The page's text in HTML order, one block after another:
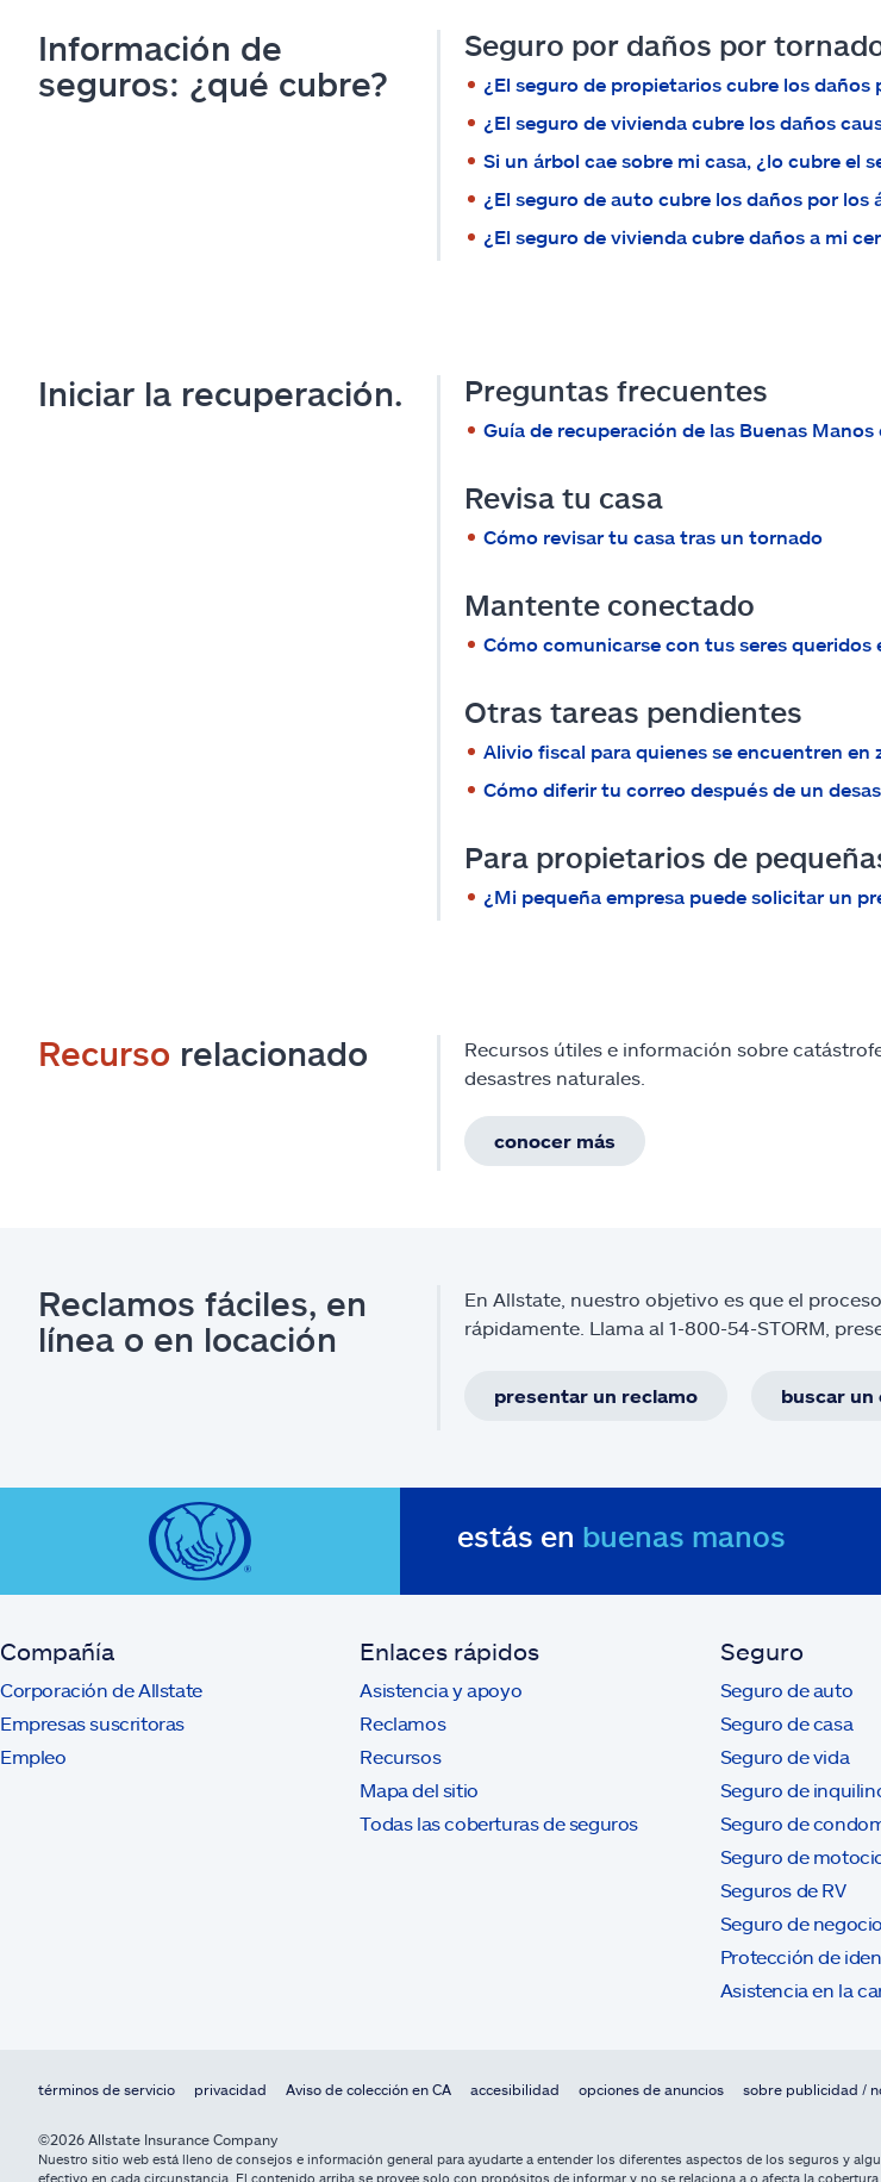
Información de
seguros: ¿qué cubre?
Seguro por daños por
¿El seguro de propietarios cubre los daños
¿El seguro de vivienda cubre los daños
Si un árbol cae sobre mi casa, ¿lo cubre el
¿El seguro de auto cubre los daños por los
¿El seguro de vivienda cubre daños a mi
Iniciar la recuperación. Preguntas frecuentes
Guía de recuperación de las Buenas
Revisa tu casa
Cómo revisar tu casa tras un tornado
Mantente conectado
Cómo comunicarse con tus seres queridos
Otras tareas pendientes
Alivio fiscal para quienes se encuentren en
Cómo diferir tu correo después de un
Para propietarios de
¿Mi pequeña empresa puede solicitar un
Recurso relacionado
Recursos útiles e información sobre
desastres naturales.
conocer más
Reclamos fáciles, en
línea o en locación
En Allstate, nuestro objetivo es que el
rápidamente. Llama al 1-800-54-STORM,
presentar un reclamo buscar un
estás en buenas manos
Compañía
Corporación de Allstate
Empresas suscritoras
Empleo
Enlaces rápidos
Asistencia y apoyo
Reclamos
Recursos
Mapa del sitio
Todas las coberturas de seguros
Seguro
Seguro de auto
Seguro de casa
Seguro de vida
Seguro de
Seguro de
Seguro de
Seguros de RV
Seguro de negocio
Protección de
Asistencia en la
términos de servicio privacidad Aviso de colección en CA accesibilidad opciones de anuncios sobre publicidad /
©2026 Allstate Insurance Company
Nuestro sitio web está lleno de consejos e información general para ayudarte a entender los diferentes aspectos de los seguros y
efectivo en cada circunstancia. El contenido arriba se provee solo con propósitos de informar y no se relaciona a o afecta la